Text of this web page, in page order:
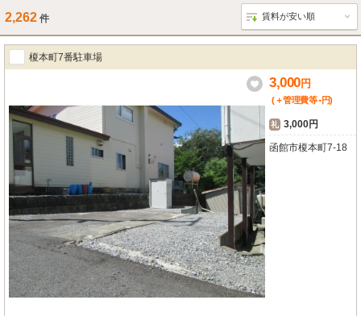
2,262 件
榎本町7番駐車場
3,000円
(＋管理費等-円)
礼 3,000円
函館市榎本町7-18